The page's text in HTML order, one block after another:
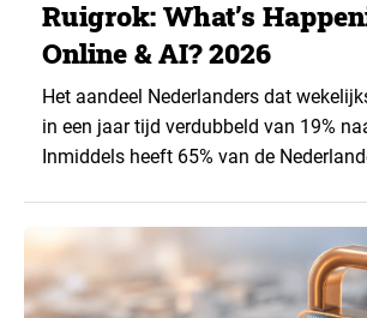
Ruigrok: What’s
Online & AI? 2026
Het aandeel Nederlanders dat
in een jaar tijd verdubbeld van 19%
Inmiddels heeft 65% van de
van What’s Happening Online & AI?
jaarlijkse trendrapport van Ruigrok
advies over…